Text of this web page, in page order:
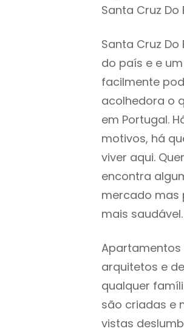
Santa Cruz
Santa Cruz
do país e e
facilmente
acolhedora o
em Portugal.
motivos, há
viver aqui.
encontra
mercado mas
mais saudável.
Apartamentos
arquitetos e
qualquer
são criadas e
vistas